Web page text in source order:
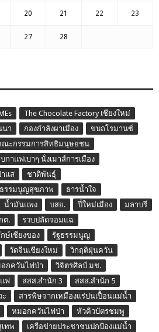
20 21 22 23
27 28
The Chocolate Factory เชียงใหม่
นา กองกำลังผาเมือง
ขบถโรมานซ์
ณะกรรมการสิทธิมนุษยชน
กาแฟเบาๆ นั่งเมาส์การเมือง
แส
ชาติพันธุ์
ธรรมนูญสุขภาพ
ธารน้ำใจ
น้ำมันแพง บสย. ปี๋ใหม่เมือง
มลาบรี
ต.
รวบปลัดจอมแฉ
ษ์เชียงของ
รัฐธรรมนูญ
วัดจีนเชียงใหม่
วิกฤติฝุ่นควัน
กควันไฟป่า
วิจิตรศิลป์ มช.
ฟ สสส.สำนัก 3
สสส.สำนัก 5
ะ
สารพิษจากเหมืองแร่ปนเปื้อนแม่น้ำ
หมอกควันไฟป่า
หัวคิวบัตรชมพู
ทพ
เครือข่ายประชาชนปกป้องแม่น้ำ